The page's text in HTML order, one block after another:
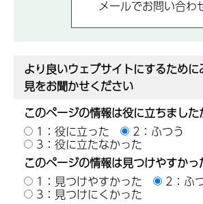
より良いウェブサイトにするため
見をお聞かせください
このページの情報は役に立ちました
1：役に立った
2：ふつう
3：役に立たなかった
このページの情報は見つけやすかっ
1：見つけやすかった
2：ふ
3：見つけにくかった